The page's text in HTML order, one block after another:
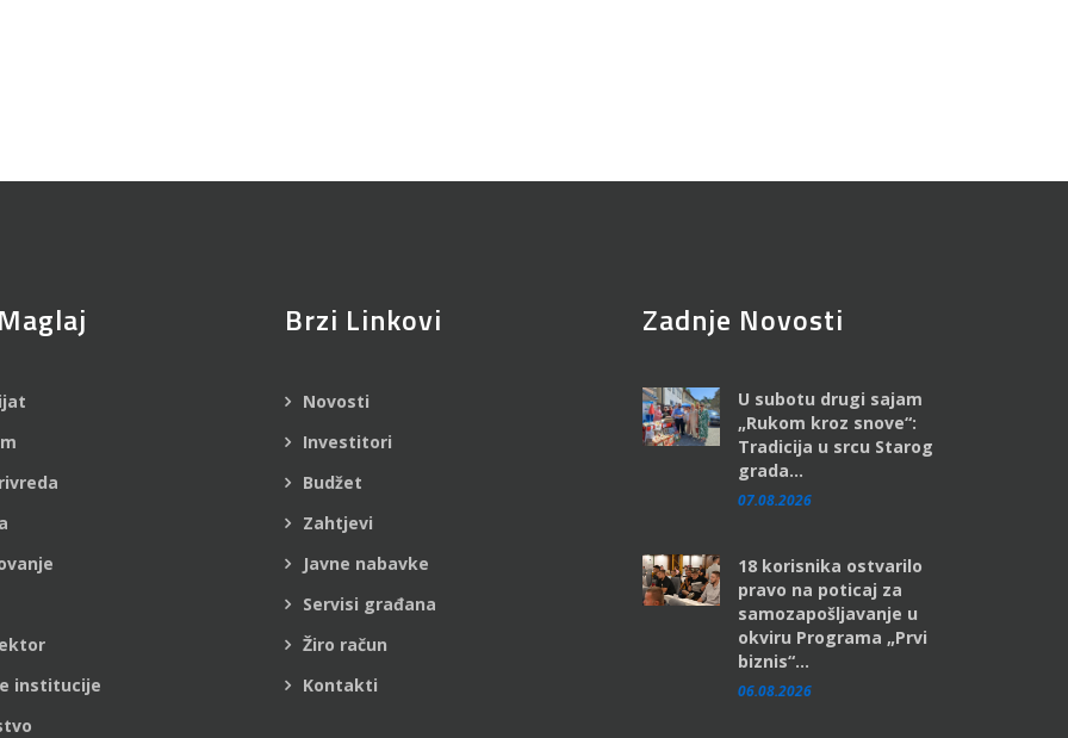
institucije
Brzi Linkovi
Novosti
Investitori
Budžet
Zahtjevi
Javne nabavke
Servisi građana
Žiro račun
Kontakti
Zadnje Novosti
U subotu drugi sajam
„Rukom kroz snove“:
Tradicija u srcu Starog
grada...
07.08.2026
18 korisnika ostvarilo
pravo na poticaj za
samozapošljavanje u
okviru Programa „Prvi
biznis“...
06.08.2026